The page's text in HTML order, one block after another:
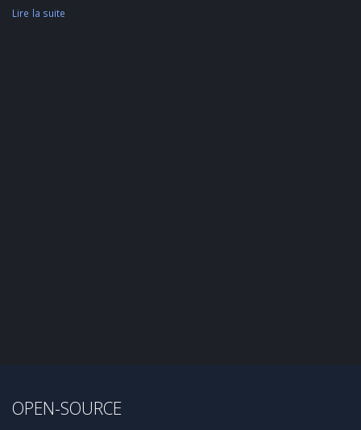
Lire la suite
OPEN-SOURCE